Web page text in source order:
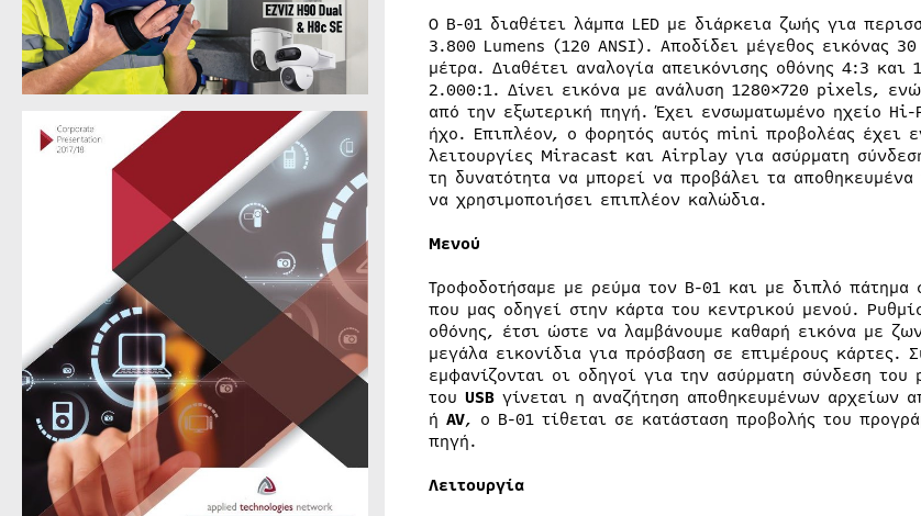
Ο B-01 διαθέτει λάμπα LED με διάρκεια ζωής για
3.800 Lumens (120 ANSI). Αποδίδει μέγεθος εικόνας
μέτρα. Διαθέτει αναλογία απεικόνισης οθόνης 4:3
2.000:1. Δίνει εικόνα με ανάλυση 1280×720 pixels,
από την εξωτερική πηγή. Έχει ενσωματωμένο ηχείο
ήχο. Επιπλέον, ο φορητός αυτός mini προβολέας έχει
λειτουργίες Miracast και Airplay για ασύρματη
τη δυνατότητα να μπορεί να προβάλει τα
να χρησιμοποιήσει επιπλέον καλώδια.
Μενού
Τροφοδοτήσαμε με ρεύμα τον B-01 και με διπλό
που μας οδηγεί στην κάρτα του κεντρικού μενού.
οθόνης, έτσι ώστε να λαμβάνουμε καθαρή εικόνα με
μεγάλα εικονίδια για πρόσβαση σε επιμέρους κάρτες.
εμφανίζονται οι οδηγοί για την ασύρματη σύνδεση
του USBγίνεται η αναζήτηση αποθηκευμένων αρχείων
ή AV, ο B-01 τίθεται σε κατάσταση προβολής του
πηγή.
Λειτουργία